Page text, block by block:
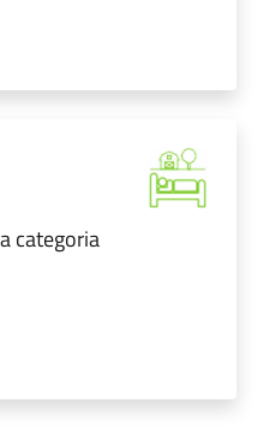
categoria